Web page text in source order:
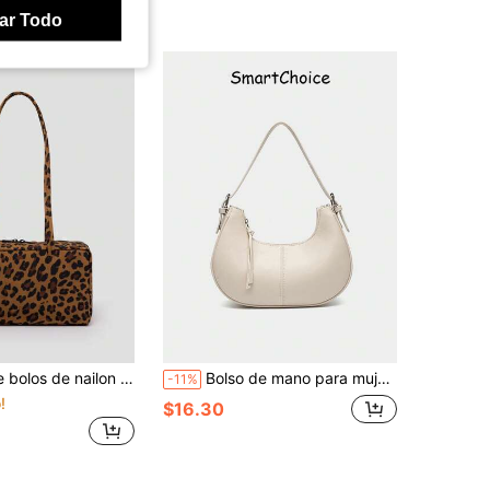
de gran capacidad minimalista y casual para ir al trabajo y desplazarse, bolso de hombro de moda con lunares, adecuado para uso diario
-11% Bolso de mano para mujer 2026 de nicho, bolso versátil de hombro y axila, bolso casual de moda en forma de media luna, bolso minimalista de mano
$16.30
Todo